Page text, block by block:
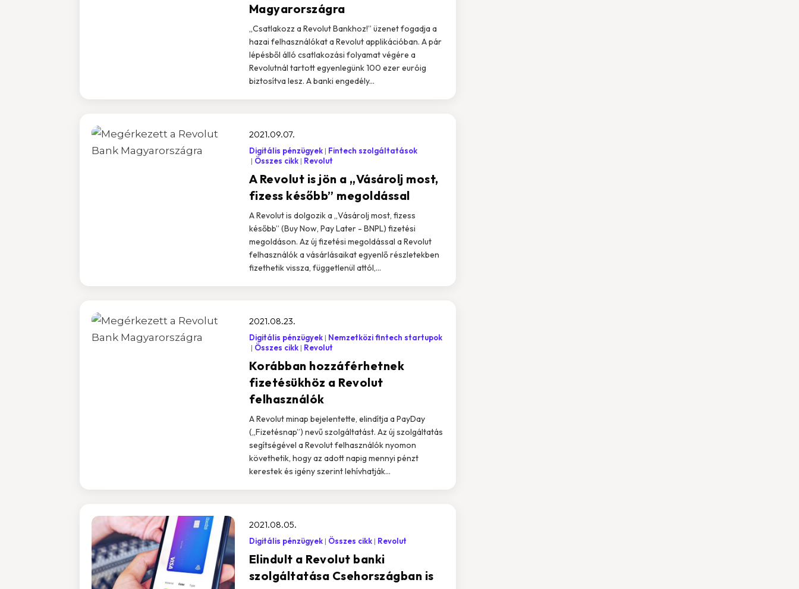
Magyarországra
„Csatlakozz a Revolut Bankhoz!” üzenet fogadja a
hazai felhasználókat a Revolut applikációban. A pár
lépésből álló csatlakozási folyamat végére a
Revolutnál tartott egyenlegünk 100 ezer euróig
biztosítva lesz. A banki engedély...
A Revolut is jön a „Vásárolj most,
fizess később” megoldással
2021.09.07.
Digitális pénzügyek
Fintech szolgáltatások
Összes cikk
Revolut
A Revolut is dolgozik a „Vásárolj most, fizess
később” (Buy Now, Pay Later - BNPL) fizetési
megoldáson. Az új fizetési megoldással a Revolut
felhasználók a vásárlásaikat egyenlő részletekben
fizethetik vissza, függetlenül attól,...
Korábban hozzáférhetnek
fizetésükhöz a Revolut
felhasználók
2021.08.23.
Digitális pénzügyek
Nemzetközi fintech startupok
Összes cikk
Revolut
A Revolut minap bejelentette, elindítja a PayDay
(„Fizetésnap”) nevű szolgáltatást. Az új szolgáltatás
segítségével a Revolut felhasználók nyomon
követhetik, hogy az adott napig mennyi pénzt
kerestek és igény szerint lehívhatják...
Elindult a Revolut banki
szolgáltatása Csehországban is
2021.08.05.
Digitális pénzügyek Összes cikk Revolut